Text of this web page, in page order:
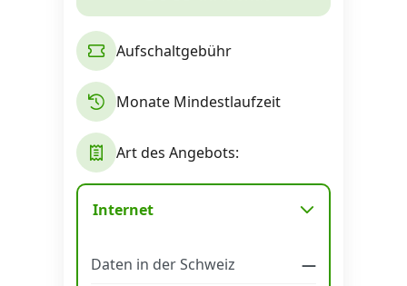
Alle Mobile-Vergleiche
Internet, TV, Telefon
Kombi-Angebote
Aktionen
Aufschaltgebühr
Monate Mindestlaufzeit
Art des Angebots:
Internet
Daten in der Schweiz
—